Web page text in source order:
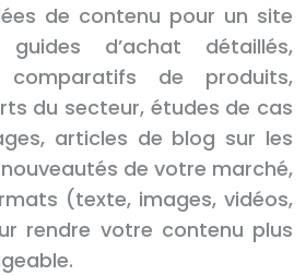
de contenu pour un site
d’achat détaillés,
comparatifs de produits,
du secteur, études de cas
articles de blog sur les
de votre marché,
(texte, images, vidéos,
rendre votre contenu plus